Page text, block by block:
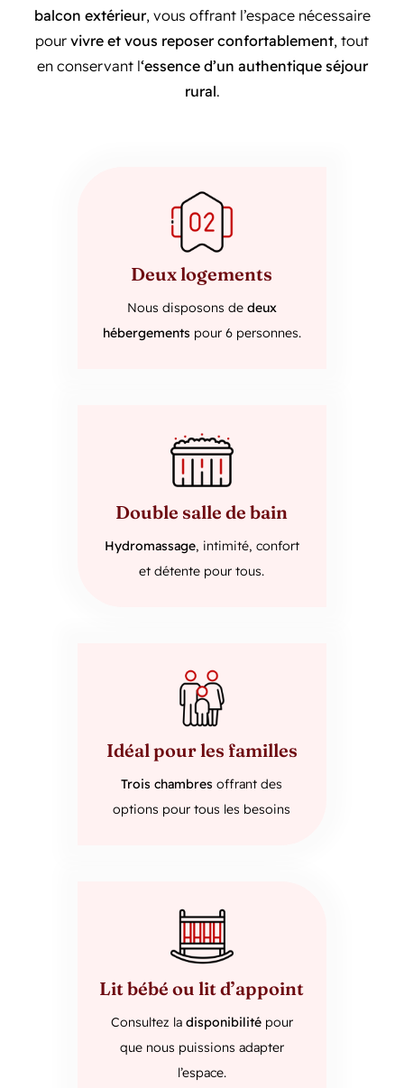
balcon extérieur, vous offrant l’espace nécessaire
pour vivre et vous reposer confortablement, tout
en conservant l‘essence d’un authentique séjour
rural.
Deux logements
Nous disposons de deux
hébergements pour 6 personnes.
Double salle de bain
Hydromassage, intimité, confort
et détente pour tous.
Idéal pour les familles
Trois chambres offrant des
options pour tous les besoins
Lit bébé ou lit d’appoint
Consultez la disponibilité pour
que nous puissions adapter
l’espace.